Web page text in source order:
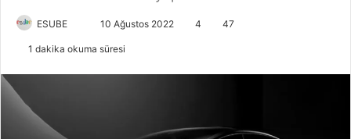
ESUBE 10 Ağustos 2022 4 47
1 dakika okuma süresi